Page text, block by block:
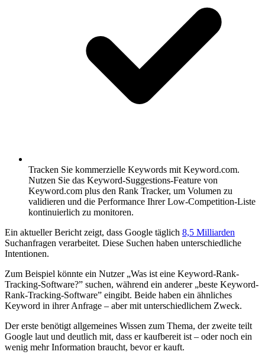
Tracken Sie kommerzielle Keywords mit Keyword.com.
Nutzen Sie das Keyword-Suggestions-Feature von
Keyword.com plus den Rank Tracker, um Volumen zu
validieren und die Performance Ihrer Low-Competition-Liste
kontinuierlich zu monitoren.
Ein aktueller Bericht zeigt, dass Google täglich 8,5 Milliarden
Suchanfragen verarbeitet. Diese Suchen haben unterschiedliche
Intentionen.
Zum Beispiel könnte ein Nutzer „Was ist eine Keyword-Rank-
Tracking-Software?” suchen, während ein anderer „beste Keyword-
Rank-Tracking-Software” eingibt. Beide haben ein ähnliches
Keyword in ihrer Anfrage – aber mit unterschiedlichem Zweck.
Der erste benötigt allgemeines Wissen zum Thema, der zweite teilt
Google laut und deutlich mit, dass er kaufbereit ist – oder noch ein
wenig mehr Information braucht, bevor er kauft.